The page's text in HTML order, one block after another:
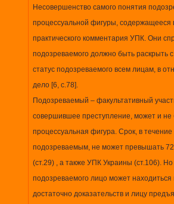
Несовершенство самого понятия
процессуальной фигуры,
практического комментария УПК. Они
подозреваемого должно быть раскрыть
статус подозреваемого всем лицам, в
дело [6, с.78].
Подозреваемый – факультативный
совершившее преступление, может и
процессуальная фигура. Срок, в течение
подозреваемым, не может превышать 72
(ст.29) , а также УПК Украины (ст.106).
подозреваемого лицо может
достаточно доказательств и лицу